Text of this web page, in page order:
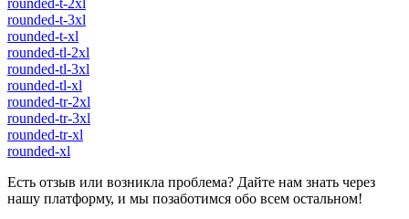
rounded-t-3xl
rounded-t-xl
rounded-tl-2xl
rounded-tl-3xl
rounded-tl-xl
rounded-tr-2xl
rounded-tr-3xl
rounded-tr-xl
rounded-xl
Есть отзыв или возникла проблема? Дайте нам знать через
нашу платформу, и мы позаботимся обо всем остальном!